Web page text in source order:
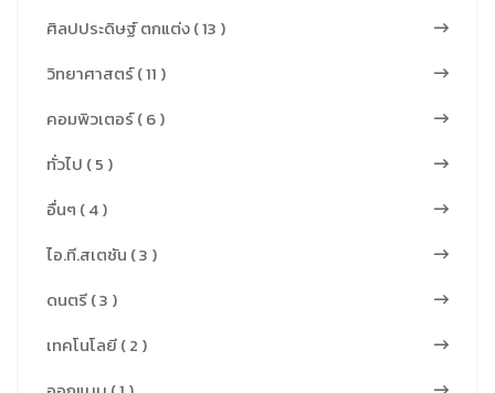
ศิลปประดิษฐ์ ตกแต่ง ( 13 )
วิทยาศาสตร์ ( 11 )
คอมพิวเตอร์ ( 6 )
ทั่วไป ( 5 )
อื่นๆ ( 4 )
ไอ.ที.สเตชัน ( 3 )
ดนตรี ( 3 )
เทคโนโลยี ( 2 )